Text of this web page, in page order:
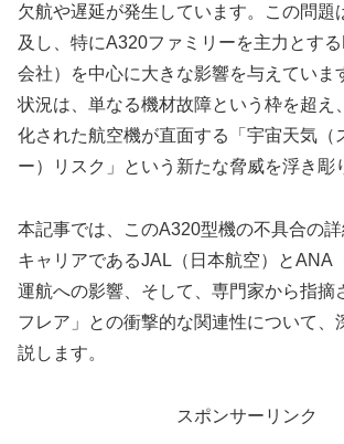
欠航や遅延が発生しています。この問題
及し、特にA320ファミリーを主力とす
会社）を中心に大きな影響を与えていま
状況は、単なる機材故障という枠を超え
化された航空機が直面する「宇宙天気（
ー）リスク」という新たな脅威を浮き彫
本記事では、このA320型機の不具合の
キャリアであるJAL（日本航空）とANA
運航への影響、そして、専門家から指摘
フレア」との衝撃的な関連性について、
説します。
スポンサーリンク